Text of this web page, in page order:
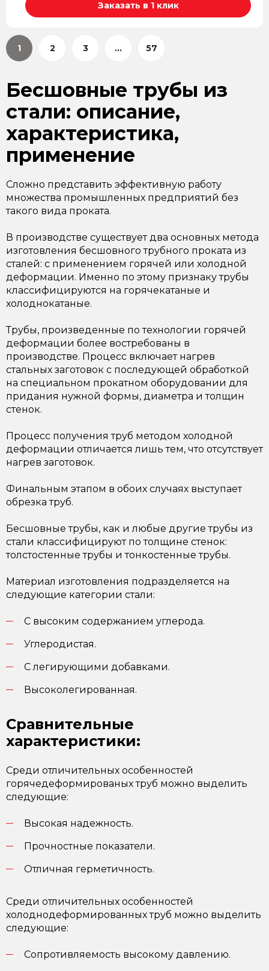
Заказать в 1 клик
1 2 3 ... 57
Бесшовные трубы из
стали: описание,
характеристика,
применение
Сложно представить эффективную работу
множества промышленных предприятий без
такого вида проката.
В производстве существует два основных метода
изготовления бесшовного трубного проката из
сталей: с применением горячей или холодной
деформации. Именно по этому признаку трубы
классифицируются на горячекатаные и
холоднокатаные.
Трубы, произведенные по технологии горячей
деформации более востребованы в
производстве. Процесс включает нагрев
стальных заготовок с последующей обработкой
на специальном прокатном оборудовании для
придания нужной формы, диаметра и толщин
стенок.
Процесс получения труб методом холодной
деформации отличается лишь тем, что отсутствует
нагрев заготовок.
Финальным этапом в обоих случаях выступает
обрезка труб.
Бесшовные трубы, как и любые другие трубы из
стали классифицируют по толщине стенок:
толстостенные трубы и тонкостенные трубы.
Материал изготовления подразделяется на
следующие категории стали:
С высоким содержанием углерода.
Углеродистая.
С легирующими добавками.
Высоколегированная.
Сравнительные
характеристики:
Среди отличительных особенностей
горячедеформированых труб можно выделить
следующие:
Высокая надежность.
Прочностные показатели.
Отличная герметичность.
Среди отличительных особенностей
холоднодеформированных труб можно выделить
следующие:
Сопротивляемость высокому давлению.